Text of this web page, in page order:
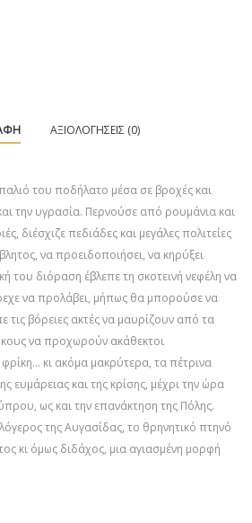
ΑΞΙΟΛΟΓΉΣΕΙΣ (0)
του ποδήλατο μέσα σε βροχές και
την υγρασία. Περνούσε από ρουμάνια και
διέσχιζε πεδιάδες και μεγάλες πολιτείες
να προειδοποιήσει, να κηρύξει
του διόραση έβλεπε τη σκοτεινή νεφέλη να
να προλάβει, μήπως θα μπορούσε να
τις βόρειες ακτές να μαυρίζουν από τα
να προχωρούν ακάθεκτοι
κι ακόμα μακρύτερα, τα πέτρινα
ευμάρειας και της κρίσης, μέχρι την ώρα
ως και την επανάκτηση της Πόλης.
της Αυγασίδας, το θρηνητικό πτηνό
κι όμως διδάχος, μια αγιασμένη μορφή